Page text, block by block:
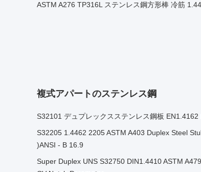
ASTM A276 TP316L ステンレス鋼方形棒 冷筋
複式アパートのステンレス鋼
S32101 デュプレックスステンレス鋼板 EN1.4162
S32205 1.4462 2205 ASTM A403 Duplex Steel
)ANSI - B 16.9
Super Duplex UNS S32750 DIN1.4410 ASTM